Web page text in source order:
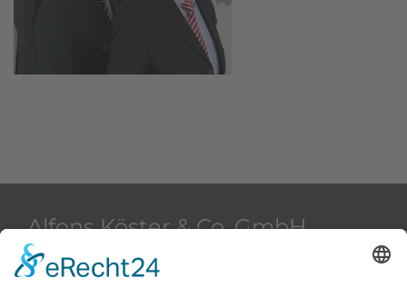
Alfons Köster & Co. GmbH
Beim Strohhause 2